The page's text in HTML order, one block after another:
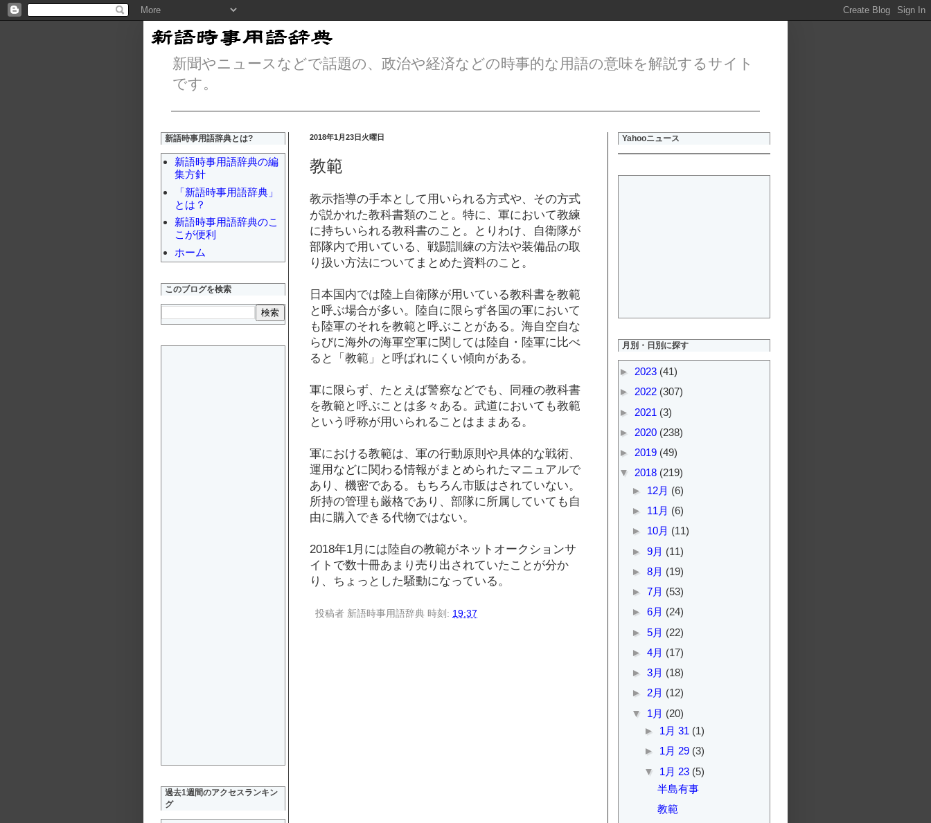
新聞やニュースなどで話題の、政治や経済などの時事的な用語の意味を解説するサイト
です。
2018年1月23日火曜日
教範
教示指導の手本として用いられる方式や、その方式
が説かれた教科書類のこと。特に、軍において教練
に持ちいられる教科書のこと。とりわけ、自衛隊が
部隊内で用いている、戦闘訓練の方法や装備品の取
り扱い方法についてまとめた資料のこと。
日本国内では陸上自衛隊が用いている教科書を教範
と呼ぶ場合が多い。陸自に限らず各国の軍において
も陸軍のそれを教範と呼ぶことがある。海自空自な
らびに海外の海軍空軍に関しては陸自・陸軍に比べ
ると「教範」と呼ばれにくい傾向がある。
軍に限らず、たとえば警察などでも、同種の教科書
を教範と呼ぶことは多々ある。武道においても教範
という呼称が用いられることはままある。
軍における教範は、軍の行動原則や具体的な戦術、
運用などに関わる情報がまとめられたマニュアルで
あり、機密である。もちろん市販はされていない。
所持の管理も厳格であり、部隊に所属していても自
由に購入できる代物ではない。
2018年1月には陸自の教範がネットオークションサ
イトで数十冊あまり売り出されていたことが分か
り、ちょっとした騒動になっている。
投稿者 新語時事用語辞典 時刻: 19:37
新語時事用語辞典とは?
新語時事用語辞典の編
集方針
「新語時事用語辞典」
とは？
新語時事用語辞典のこ
こが便利
ホーム
このブログを検索
過去1週間のアクセスランキン
グ
Yahooニュース
月別・日別に探す
► 2023 (41)
► 2022 (307)
► 2021 (3)
► 2020 (238)
► 2019 (49)
▼ 2018 (219)
► 12月 (6)
► 11月 (6)
► 10月 (11)
► 9月 (11)
► 8月 (19)
► 7月 (53)
► 6月 (24)
► 5月 (22)
► 4月 (17)
► 3月 (18)
► 2月 (12)
▼ 1月 (20)
► 1月 31 (1)
► 1月 29 (3)
▼ 1月 23 (5)
半島有事
教範